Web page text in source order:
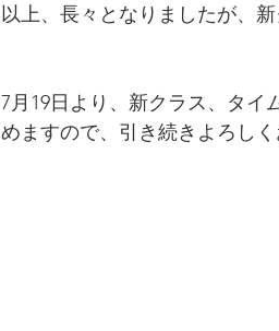
以上、長々となりましたが、新
7月19日より、新クラス、タイ
めますので、引き続きよろしく